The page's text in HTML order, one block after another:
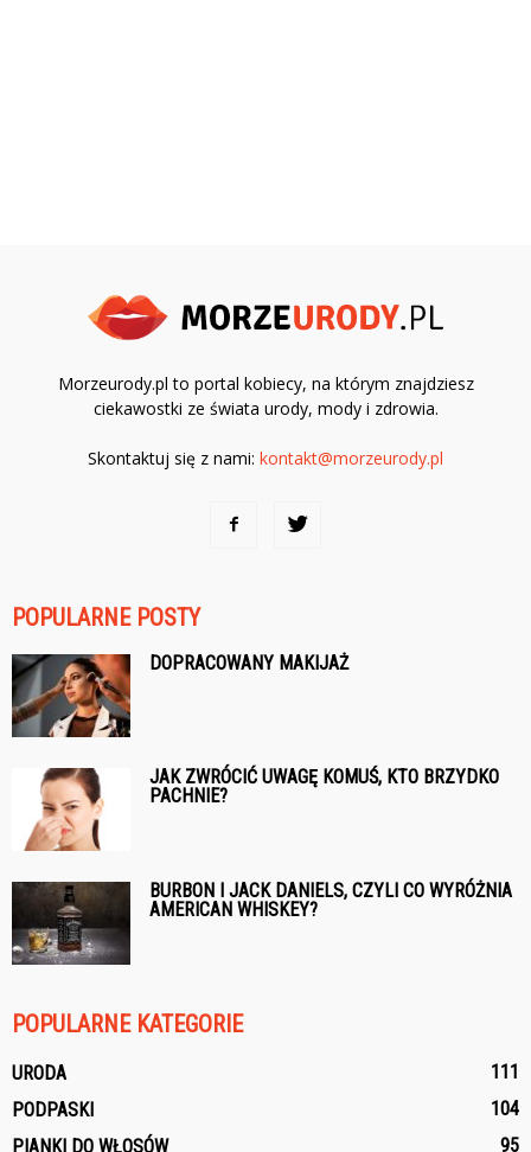
Morzeurody.pl to portal kobiecy, na którym znajdziesz
ciekawostki ze świata urody, mody i zdrowia.
Skontaktuj się z nami: kontakt@morzeurody.pl
POPULARNE POSTY
DOPRACOWANY MAKIJAŻ
JAK ZWRÓCIĆ UWAGĘ KOMUŚ, KTO BRZYDKO
PACHNIE?
BURBON I JACK DANIELS, CZYLI CO WYRÓŻNIA
AMERICAN WHISKEY?
POPULARNE KATEGORIE
URODA
111
PODPASKI
104
PIANKI DO WŁOSÓW
95